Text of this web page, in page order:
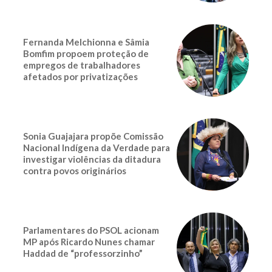
Fernanda Melchionna e Sâmia
Bomfim propoem proteção de
empregos de trabalhadores
afetados por privatizações
Sonia Guajajara propõe Comissão
Nacional Indígena da Verdade para
investigar violências da ditadura
contra povos originários
Parlamentares do PSOL acionam
MP após Ricardo Nunes chamar
Haddad de “professorzinho”